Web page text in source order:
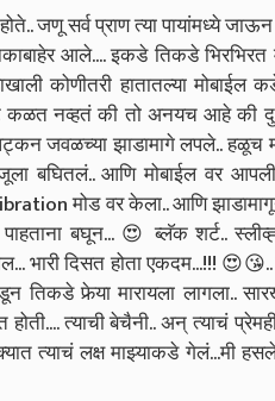
जणू सर्व प्राण त्या पायांमध्ये
आले.... इकडे तिकडे
कोणीतरी हातातल्या मोबाईल
कळत नव्हतं की तो अनयच आहे की
जवळच्या झाडामागे लपले.. हळूच
बघितलं.. आणि मोबाईल वर आपली
मोड वर केला.. आणि
बघून... 😍 ब्लॅक शर्ट..
भारी दिसत होता एकदम...!!!
फेर्‍या मारायला लागला..
त्याची बेचैनी.. अन्‌ त्याचं
त्याचं लक्ष माझ्याकडे गेलं...मी